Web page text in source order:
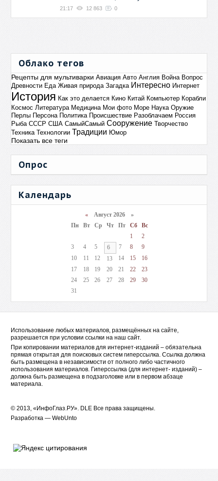
21:17 12 863 0
Облако тегов
Рецепты для мультиварки Авиация Авто Англия Война Вопрос
Древности Еда Живая природа Загадка Интересно Интернет
История Как это делается Кино Китай Компьютер Корабли
Космос Литература Медицина Мои фото Море Наука Оружие
Перлы Персона Политика Происшествие Разоблачаем Россия
Рыба СССР США СамыйСамый Сооружение Творчество
Техника Технологии Традиции Юмор
Показать все теги
Опрос
Календарь
«Август 2026 »
Пн
Вт Ср Чт Пт Сб
Вс
1
2
3
4 5 6 7 8
9
10
11 12 13 14 15
16
17
18 19 20 21 22
23
24
25 26 27 28 29
30
31
Использование любых материалов, размещённых на сайте,
разрешается при условии ссылки на наш сайт.
При копировании материалов для интернет-изданий – обязательна
прямая открытая для поисковых систем гиперссылка. Ссылка должна
быть размещена в независимости от полного либо частичного
использования материалов. Гиперссылка (для интернет- изданий) –
должна быть размещена в подзаголовке или в первом абзаце
материала.
© 2013, «ИнфоГлаз.РУ». DLE Все права защищены.
Разработка —WebUnto